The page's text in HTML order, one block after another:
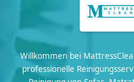
Willkommen bei
professionelle